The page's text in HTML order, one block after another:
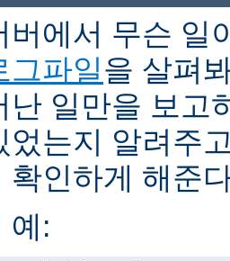
버에서 무슨 일
그파일을 살펴
난 일만을 보고
었는지 알려주
확인하게 해준
예: